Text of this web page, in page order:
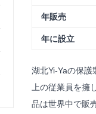
年販売
年に設立
湖北Yi-Yaの保
上の従業員を擁
品は世界中で販